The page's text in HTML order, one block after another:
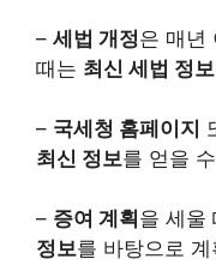
– 세법 개정은 매년
때는 최신 세법 정보
– 국세청 홈페이지
최신 정보를 얻을
– 증여 계획을 세울
정보를 바탕으로